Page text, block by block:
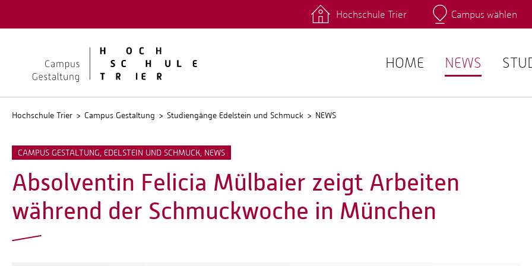
Kontakt Fachrichtungen Intranet
Hochschule Trier Campus wählen
HOME NEWS
Hochschule Trier Campus Gestaltung Studiengänge Edelstein und Schmuck NEWS
CAMPUS GESTALTUNG, EDELSTEIN UND SCHMUCK, NEWS
Absolventin Felicia Mülbaier zeigt Arbeiten
während der Schmuckwoche in München